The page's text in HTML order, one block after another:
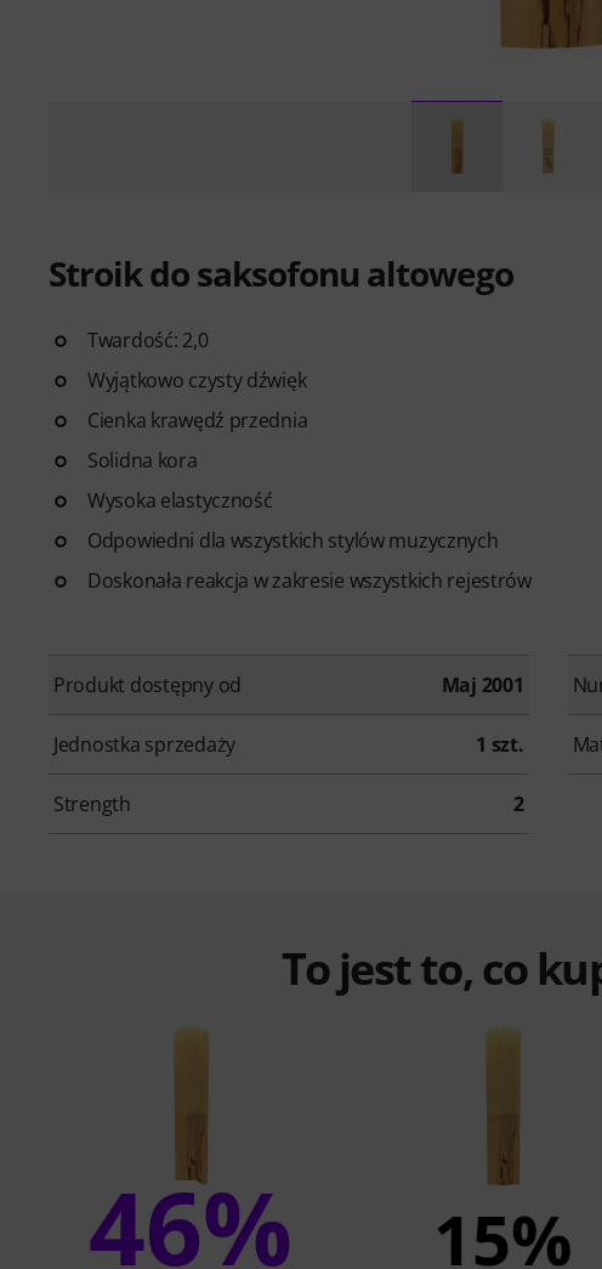
Stroik do saksofonu altowego
Twardość: 2,0
Wyjątkowo czysty dźwięk
Cienka krawędź przednia
Solidna kora
Wysoka elastyczność
Odpowiedni dla wszystkich stylów muzycznych
Doskonała reakcja w zakresie wszystkich rejestrów
Produkt dostępny od Maj 2001
Jednostka sprzedaży 1 szt.
Strength 2
To jest to, co
46% 15%